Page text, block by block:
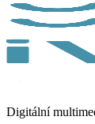
Digitální